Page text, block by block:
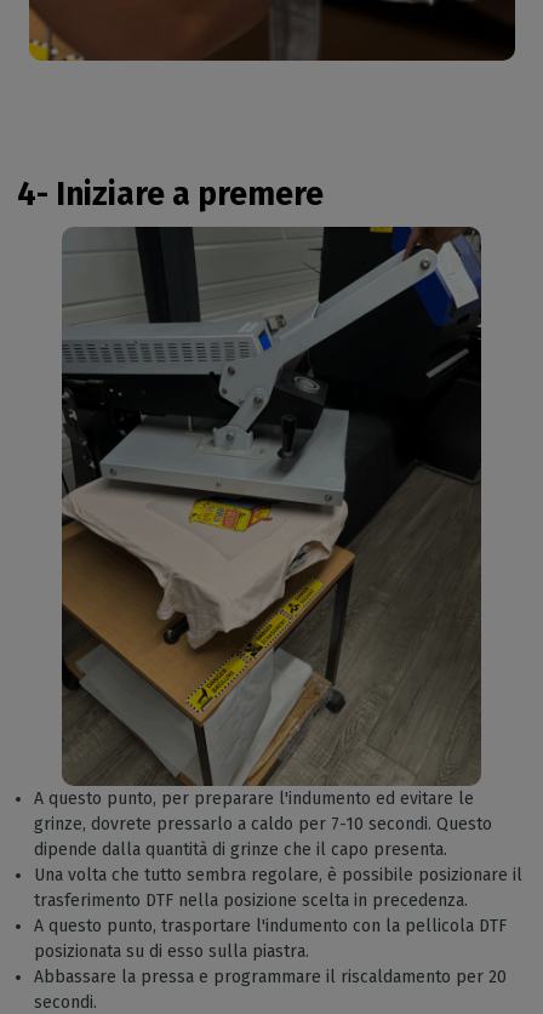
4- Iniziare a premere
A questo punto, per preparare l'indumento ed evitare le
grinze, dovrete pressarlo a caldo per 7-10 secondi. Questo
dipende dalla quantità di grinze che il capo presenta.
Una volta che tutto sembra regolare, è possibile posizionare il
trasferimento DTF nella posizione scelta in precedenza.
A questo punto, trasportare l'indumento con la pellicola DTF
posizionata su di esso sulla piastra.
Abbassare la pressa e programmare il riscaldamento per 20
secondi.